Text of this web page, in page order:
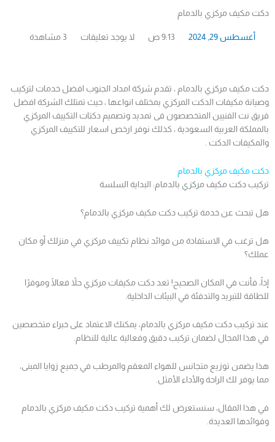
دكت مكيف مركزي بالدمام
أغسطس 29, 2024 9:13 ص لا يوجد تعليقات 3 مشاهدة
دكت مكيف مركزي بالدمام ، تقدم شركة امداد الجنوب افضل خدمات لتركيب
وصيانة مكيفات الدكت المركزي بمختلف انواعها ، حيث تمتلك الشركة افضل
فريق نت الفنيين المتخصصون فى تمديد وتصميم دكتات التكييف المركزي
بالمملكة العربية السعودية ، كذلك نوفر ارخص اسعار للتكييف المركزي
والمكيفات الدكت .
دكت مكيف مركزي بالدمام
تركيب دكت مكيف مركزي بالدمام: البداية السلسة
هل تبحث عن خدمة تركيب دكت مكيف مركزي بالدمام؟
هل ترغب في الاستفادة من فوائد نظام تكييف مركزي في منزلك أو مكان
عملك؟
إذاً، فأنت في المكان الصحيح! تعد دكت مكيفات مركزي حلاً فعالًا وموفرًا
للطاقة للتبريد والتدفئة في البيئات الداخلية.
عند تركيب دكت مكيف مركزي بالدمام، يمكنك الاعتماد على خبراء متخصصين
في هذا المجال لضمان تركيب دقيق وفعالية عالية للنظام.
هذا يضمن توزيع متجانس للهواء المعقم والمرطب في جميع زوايا المبنى،
مما يوفر لك الراحة والأداء الأمثل.
في هذا المقال، سنستعرض لك أهمية تركيب دكت مكيف مركزي بالدمام
وفوائدها العديدة.